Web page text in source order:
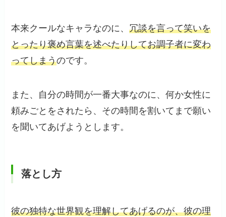
本来クールなキャラなのに、冗談を言って笑いを
とったり褒め言葉を述べたりしてお調子者に変わ
ってしまうのです。
また、自分の時間が一番大事なのに、何か女性に
頼みごとをされたら、その時間を割いてまで願い
を聞いてあげようとします。
落とし方
彼の独特な世界観を理解してあげるのが、彼の理